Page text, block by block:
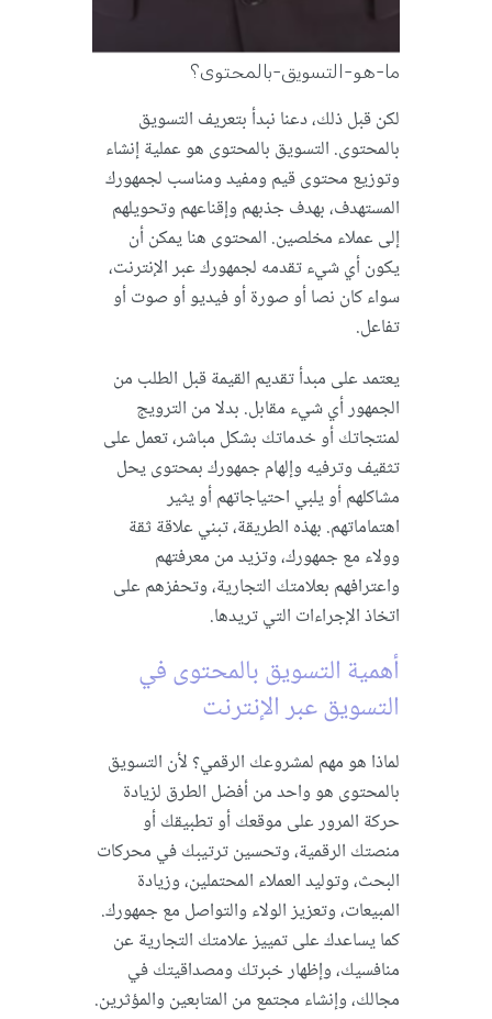
ما-هو-التسويق-بالمحتوى؟
لكن قبل ذلك، دعنا نبدأ بتعريف التسويق
بالمحتوى. التسويق بالمحتوى هو عملية إنشاء
وتوزيع محتوى قيم ومفيد ومناسب لجمهورك
المستهدف، بهدف جذبهم وإقناعهم وتحويلهم
إلى عملاء مخلصين. المحتوى هنا يمكن أن
يكون أي شيء تقدمه لجمهورك عبر الإنترنت،
سواء كان نصا أو صورة أو فيديو أو صوت أو
تفاعل.
يعتمد على مبدأ تقديم القيمة قبل الطلب من
الجمهور أي شيء مقابل. بدلا من الترويج
لمنتجاتك أو خدماتك بشكل مباشر، تعمل على
تثقيف وترفيه وإلهام جمهورك بمحتوى يحل
مشاكلهم أو يلبي احتياجاتهم أو يثير
اهتماماتهم. بهذه الطريقة، تبني علاقة ثقة
وولاء مع جمهورك، وتزيد من معرفتهم
واعترافهم بعلامتك التجارية، وتحفزهم على
اتخاذ الإجراءات التي تريدها.
أهمية التسويق بالمحتوى في
التسويق عبر الإنترنت
لماذا هو مهم لمشروعك الرقمي؟ لأن التسويق
بالمحتوى هو واحد من أفضل الطرق لزيادة
حركة المرور على موقعك أو تطبيقك أو
منصتك الرقمية، وتحسين ترتيبك في محركات
البحث، وتوليد العملاء المحتملين، وزيادة
المبيعات، وتعزيز الولاء والتواصل مع جمهورك.
كما يساعدك على تمييز علامتك التجارية عن
منافسيك، وإظهار خبرتك ومصداقيتك في
مجالك، وإنشاء مجتمع من المتابعين والمؤثرين.